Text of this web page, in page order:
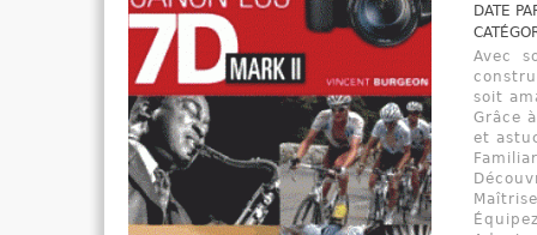
DATE
Avec
soit
Grâce
et